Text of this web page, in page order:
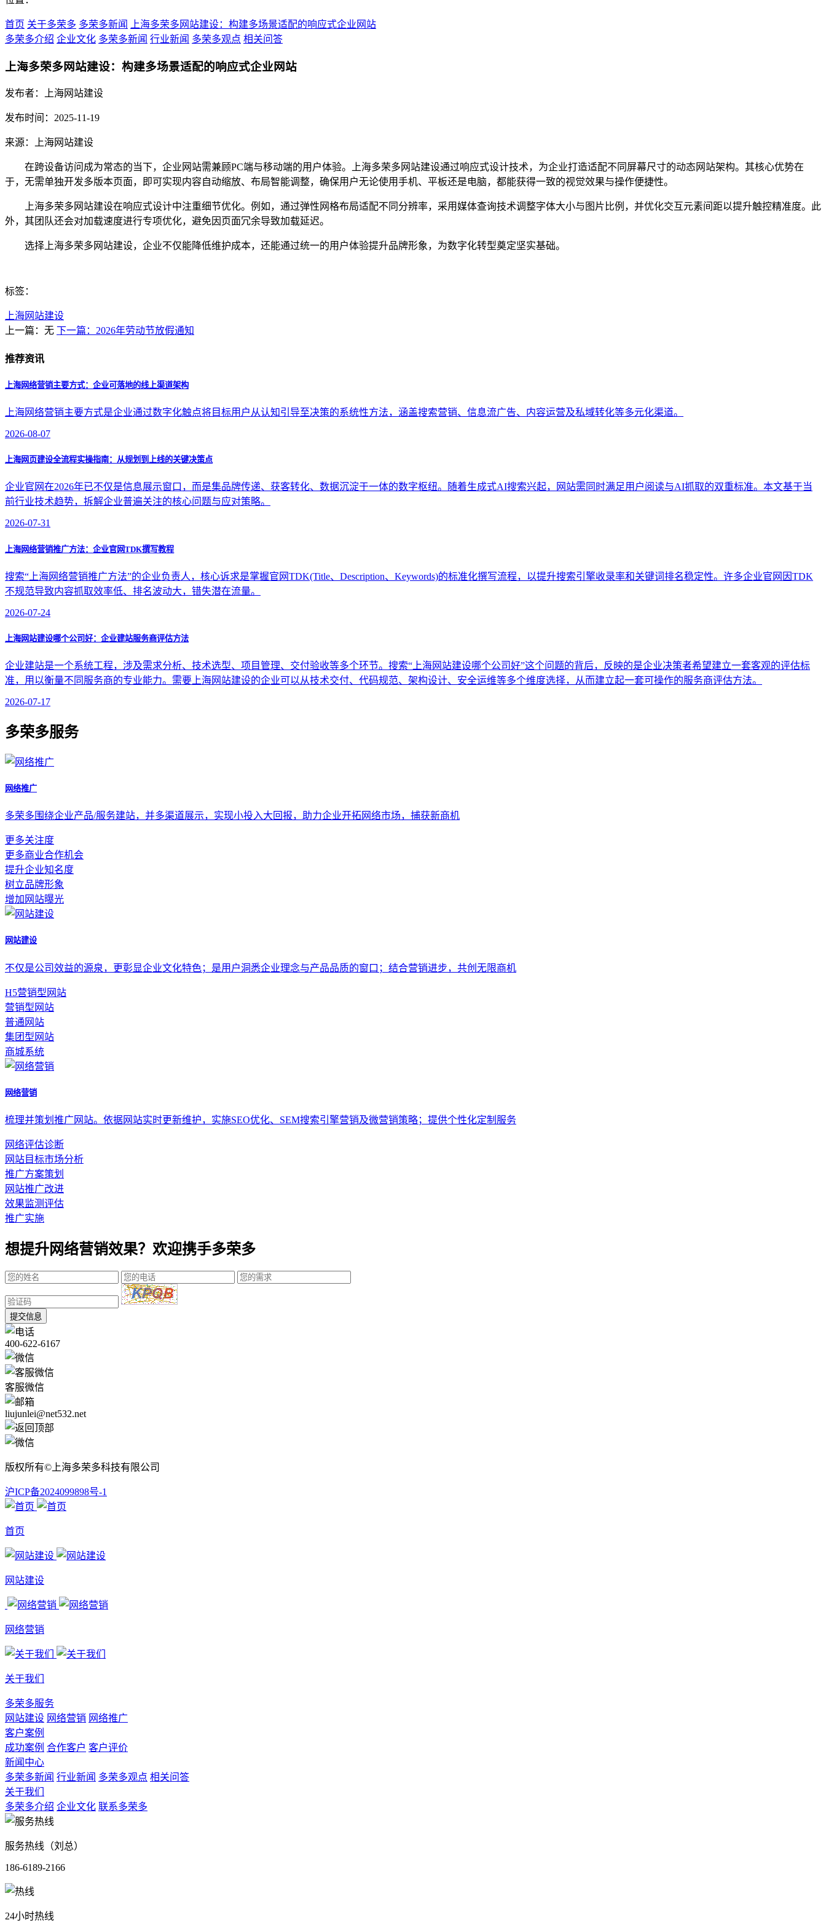
首页 关于多荣多 多荣多新闻
上海多荣多网站建设：构建多场景适配的响应式企业网站
多荣多介绍 企业文化 多荣多新闻 行业新闻 多荣多观点 相关问答
上海多荣多网站建设：构建多场景适配的响应式企业网站
发布者：上海网站建设
发布时间：2025-11-19
来源：上海网站建设
在跨设备访问成为常态的当下，企业网站需兼顾PC端与移动端的用户体验。上海多荣多网站建设通过响应式设计技术，为企业打造适配不同屏幕尺寸的动态网站架构。其核心优势在
于，无需单独开发多版本页面，即可实现内容自动缩放、布局智能调整，确保用户无论使用手机、平板还是电脑，都能获得一致的视觉效果与操作便捷性。
上海多荣多网站建设在响应式设计中注重细节优化。例如，通过弹性网格布局适配不同分辨率，采用媒体查询技术调整字体大小与图片比例，并优化交互元素间距以提升触控精准度。此
外，其团队还会对加载速度进行专项优化，避免因页面冗余导致加载延迟。
选择上海多荣多网站建设，企业不仅能降低维护成本，还能通过统一的用户体验提升品牌形象，为数字化转型奠定坚实基础。
标签：
上海网站建设
上一篇：无 下一篇：2026年劳动节放假通知
推荐资讯
上海网络营销主要方式：企业可落地的线上渠道架构
上海网络营销主要方式是企业通过数字化触点将目标用户从认知引导至决策的系统性方法，涵盖搜索营销、信息流广告、内容运营及私域转化等多元化渠道。
2026-08-07
上海网页建设全流程实操指南：从规划到上线的关键决策点
企业官网在2026年已不仅是信息展示窗口，而是集品牌传递、获客转化、数据沉淀于一体的数字枢纽。随着生成式AI搜索兴起，网站需同时满足用户阅读与AI抓取的双重标准。本文基于当
前行业技术趋势，拆解企业普遍关注的核心问题与应对策略。
2026-07-31
上海网络营销推广方法：企业官网TDK撰写教程
搜索“上海网络营销推广方法”的企业负责人，核心诉求是掌握官网TDK(Title、Description、Keywords)的标准化撰写流程，以提升搜索引擎收录率和关键词排名稳定性。许多企业官网因TDK
不规范导致内容抓取效率低、排名波动大，错失潜在流量。
2026-07-24
上海网站建设哪个公司好：企业建站服务商评估方法
企业建站是一个系统工程，涉及需求分析、技术选型、项目管理、交付验收等多个环节。搜索“上海网站建设哪个公司好”这个问题的背后，反映的是企业决策者希望建立一套客观的评估标
准，用以衡量不同服务商的专业能力。需要上海网站建设的企业可以从技术交付、代码规范、架构设计、安全运维等多个维度选择，从而建立起一套可操作的服务商评估方法。
2026-07-17
多荣多服务
网络推广
多荣多围绕企业产品/服务建站，并多渠道展示，实现小投入大回报，助力企业开拓网络市场，捕获新商机
更多关注度
更多商业合作机会
提升企业知名度
树立品牌形象
增加网站曝光
网站建设
不仅是公司效益的源泉，更彰显企业文化特色；是用户洞悉企业理念与产品品质的窗口；结合营销进步，共创无限商机
H5营销型网站
营销型网站
普通网站
集团型网站
商城系统
网络营销
梳理并策划推广网站。依据网站实时更新维护，实施SEO优化、SEM搜索引擎营销及微营销策略；提供个性化定制服务
网络评估诊断
网站目标市场分析
推广方案策划
网站推广改进
效果监测评估
推广实施
想提升网络营销效果？欢迎携手多荣多
提交信息
400-622-6167
客服微信
liujunlei@net532.net
版权所有©上海多荣多科技有限公司
沪ICP备2024099898号-1
首页
网站建设
网络营销
关于我们
多荣多服务
网站建设 网络营销 网络推广
客户案例
成功案例 合作客户 客户评价
新闻中心
多荣多新闻 行业新闻 多荣多观点 相关问答
关于我们
多荣多介绍 企业文化 联系多荣多
服务热线（刘总）
186-6189-2166
24小时热线